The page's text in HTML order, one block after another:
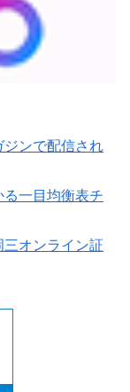
ジンで配信され
一目均衡表チ
オンライン証